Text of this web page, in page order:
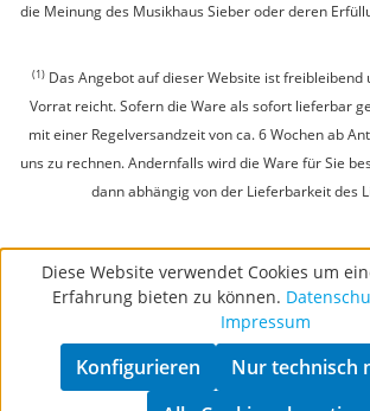
die Meinung des Musikhaus Sieber oder deren
(1) Das Angebot auf dieser Website ist freibleibend
Vorrat reicht. Sofern die Ware als sofort lieferbar
mit einer Regelversandzeit von ca. 6 Wochen ab
uns zu rechnen. Andernfalls wird die Ware für Sie
dann abhängig von der Lieferbarkeit des
Diese Website verwendet Cookies um
Erfahrung bieten zu können.
Impressum
Nur technisch
Konfigurieren